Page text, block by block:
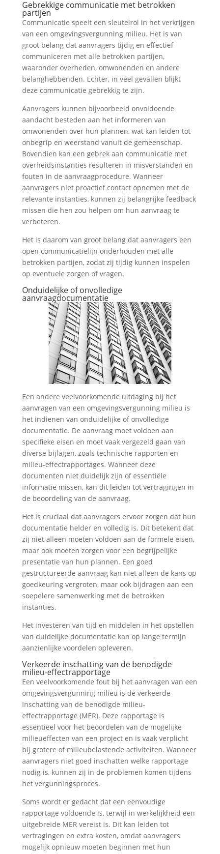
Gebrekkige communicatie met betrokken
partijen
Communicatie speelt een sleutelrol in het verkrijgen
van een omgevingsvergunning milieu. Het is van
groot belang dat aanvragers tijdig en effectief
communiceren met alle betrokken partijen,
waaronder overheden, omwonenden en andere
belanghebbenden. Echter, in veel gevallen blijkt
deze communicatie gebrekkig te zijn.
Aanvragers kunnen bijvoorbeeld onvoldoende
aandacht besteden aan het informeren van
omwonenden over hun plannen, wat kan leiden tot
onbegrip en weerstand vanuit de gemeenschap.
Bovendien kan een gebrek aan communicatie met
overheidsinstanties resulteren in misverstanden en
fouten in de aanvraagprocedure. Wanneer
aanvragers niet proactief contact opnemen met de
relevante instanties, kunnen zij belangrijke feedback
missen die hen zou helpen om hun aanvraag te
verbeteren.
Het is daarom van groot belang dat aanvragers een
open communicatielijn onderhouden met alle
betrokken partijen, zodat zij tijdig kunnen inspelen
op eventuele zorgen of vragen.
Onduidelijke of onvolledige
aanvraagdocumentatie
Een andere veelvoorkomende uitdaging bij het
aanvragen van een omgevingsvergunning milieu is
het indienen van onduidelijke of onvolledige
documentatie. De aanvraag moet voldoen aan
specifieke eisen en moet vaak vergezeld gaan van
diverse bijlagen, zoals technische rapporten en
milieu-effectrapportages. Wanneer deze
documenten niet duidelijk zijn of essentiële
informatie missen, kan dit leiden tot vertragingen in
de beoordeling van de aanvraag.
Het is cruciaal dat aanvragers ervoor zorgen dat hun
documentatie helder en volledig is. Dit betekent dat
zij niet alleen moeten voldoen aan de formele eisen,
maar ook moeten zorgen voor een begrijpelijke
presentatie van hun plannen. Een goed
gestructureerde aanvraag kan niet alleen de kans op
goedkeuring vergroten, maar ook bijdragen aan een
soepelere samenwerking met de betrokken
instanties.
Het investeren van tijd en middelen in het opstellen
van duidelijke documentatie kan op lange termijn
aanzienlijke voordelen opleveren.
Verkeerde inschatting van de benodigde
milieu-effectrapportage
Een veelvoorkomende fout bij het aanvragen van een
omgevingsvergunning milieu is de verkeerde
inschatting van de benodigde milieu-
effectrapportage (MER). Deze rapportage is
essentieel voor het beoordelen van de mogelijke
milieueffecten van een project en is vaak verplicht
bij grotere of milieubelastende activiteiten. Wanneer
aanvragers niet goed inschatten welke rapportage
nodig is, kunnen zij in de problemen komen tijdens
het vergunningsproces.
Soms wordt er gedacht dat een eenvoudige
rapportage voldoende is, terwijl in werkelijkheid een
uitgebreide MER vereist is. Dit kan leiden tot
vertragingen en extra kosten, omdat aanvragers
mogelijk opnieuw moeten beginnen met hun